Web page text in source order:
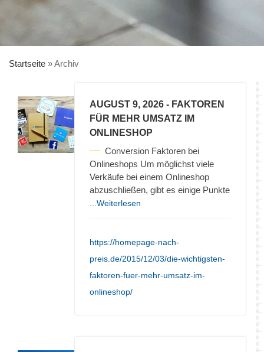
Startseite »Archiv
AUGUST 9, 2026 - FAKTOREN
FÜR MEHR UMSATZ IM
ONLINESHOP
Conversion Faktoren bei
Onlineshops Um möglichst viele
Verkäufe bei einem Onlineshop
abzuschließen, gibt es einige Punkte
...Weiterlesen
https://homepage-nach-
preis.de/2015/12/03/die-wichtigsten-
faktoren-fuer-mehr-umsatz-im-
onlineshop/